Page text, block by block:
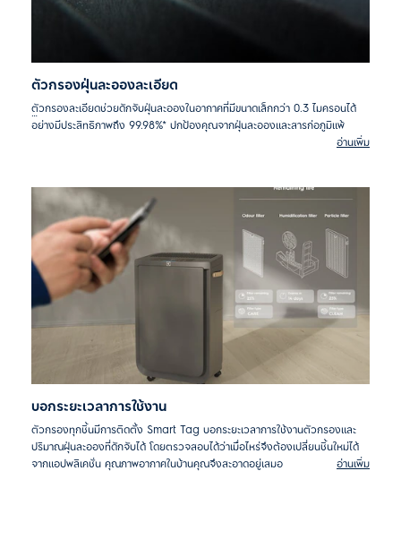
ตัวกรองฝุ่นละอองละเอียด
ตัวกรองละเอียดช่วยดักจับฝุ่นละอองในอากาศที่มีขนาดเล็กกว่า 0.3 ไมครอนได้
อย่างมีประสิทธิภาพถึง 99.98%* ปกป้องคุณจากฝุ่นละอองและสารก่อภูมิแพ้
อ่านเพิ่ม
บอกระยะเวลาการใช้งาน
ตัวกรองทุกชิ้นมีการติดตั้ง Smart Tag บอกระยะเวลาการใช้งานตัวกรองและ
ปริมาณฝุ่นละอองที่ดักจับได้ โดยตรวจสอบได้ว่าเมื่อไหร่จึงต้องเปลี่ยนชิ้นใหม่ได้
จากแอปพลิเคชั่น คุณภาพอากาศในบ้านคุณจึงสะอาดอยู่เสมอ
อ่านเพิ่ม